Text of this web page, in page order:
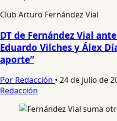
Club Arturo Fernández Vial
DT de Fernández Vial
Eduardo Vilches y Álex
aporte”
Por Redacción • 24 de julio de
Redacción